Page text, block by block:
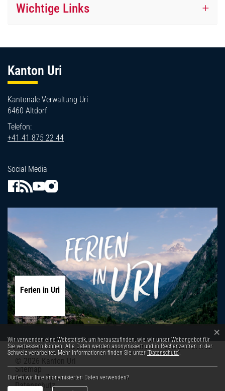
Wichtige Links
Kanton Uri
Kantonale Verwaltung Uri
6460 Altdorf
Telefon:
+41 41 875 22 44
Social Media
Ferien in Uri
© 2026 Kanton Uri
Toolbar
Sitemap
Index A - Z
Datenschutz
Webstatistik
Wir verwenden eine Webstatistik, um herauszufinden, wie wir unser Webangebot für
Sie verbessern können. Alle Daten werden anonymisiert und in Rechenzentren in der
Schweiz verarbeitet. Mehr Informationen finden Sie unter “Datenschutz“.
Dürfen wir Ihre anonymisierten Daten verwenden?
×